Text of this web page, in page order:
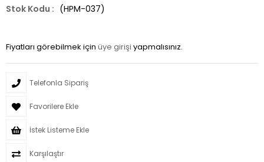
(HPM-037)
Fiyatları görebilmek için üye girişi yapmalısınız.
Telefonla Sipariş
Favorilere Ekle
İstek Listeme Ekle
Karşılaştır